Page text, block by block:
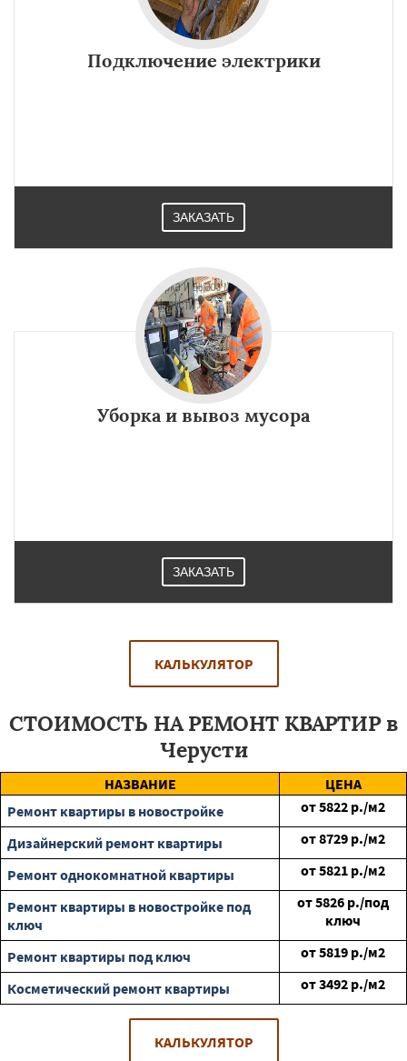
Подключение электрики
ЗАКАЗАТЬ
Уборка и вывоз мусора
ЗАКАЗАТЬ
КАЛЬКУЛЯТОР
СТОИМОСТЬ НА РЕМОНТ КВАРТИР в
Черусти
НАЗВАНИЕ
ЦЕНА
Ремонт квартиры в новостройке
от5822 р./м2
Дизайнерский ремонт квартиры
от8729 р./м2
Ремонт однокомнатной квартиры
от5821 р./м2
Ремонт квартиры в новостройке под
ключ
от5826 р./под
ключ
Ремонт квартиры под ключ
от5819 р./м2
Косметический ремонт квартиры
от3492 р./м2
КАЛЬКУЛЯТОР